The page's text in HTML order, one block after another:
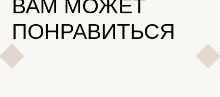
ВАМ МОЖЕТ
ПОНРАВИТЬСЯ